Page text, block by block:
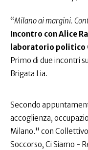
“Milano ai margini.
Incontro con Alice
laboratorio politico
Primo di due incontri
Brigata Lia.
Secondo
accoglienza,
Milano." con
Soccorso, Ci Siamo -